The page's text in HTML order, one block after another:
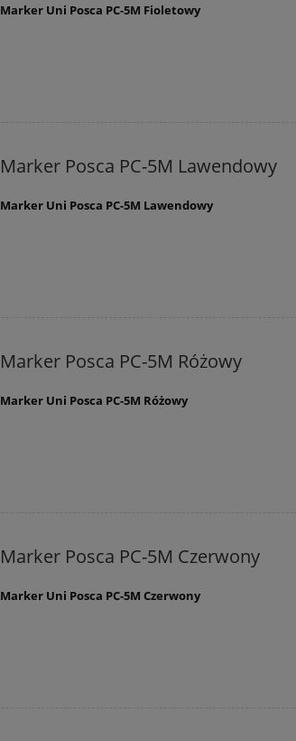
Marker Uni Posca PC-5M Fioletowy
Marker Posca PC-5M Lawendowy
Marker Uni Posca PC-5M Lawendowy
Marker Posca PC-5M Różowy
Marker Uni Posca PC-5M Różowy
Marker Posca PC-5M Czerwony
Marker Uni Posca PC-5M Czerwony